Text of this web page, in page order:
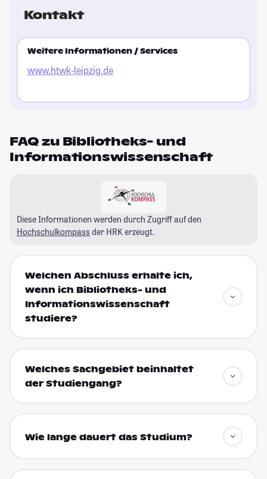
Kontakt
Weitere Informationen / Services
www.htwk-leipzig.de
FAQ zu Bibliotheks- und
Informationswissenschaft
Diese Informationen werden durch Zugriff auf den
Hochschulkompass der HRK erzeugt.
Welchen Abschluss erhalte ich,
wenn ich Bibliotheks- und
Informationswissenschaft
studiere?
Welches Sachgebiet beinhaltet
der Studiengang?
Wie lange dauert das Studium?